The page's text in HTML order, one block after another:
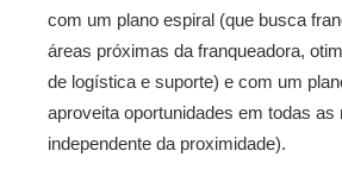
com um plano espiral (que busca
áreas próximas da franqueadora,
de logística e suporte) e com um
aproveita oportunidades em todas as
independente da proximidade).